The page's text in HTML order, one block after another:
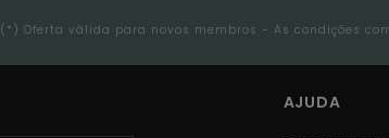
(*) Oferta válida para novos membros - As condições
AJUDA